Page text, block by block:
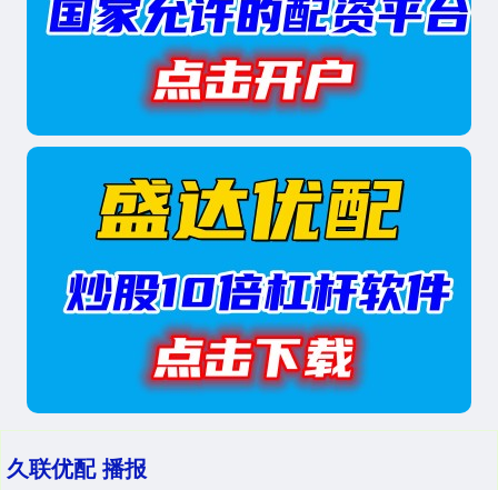
久联优配 播报